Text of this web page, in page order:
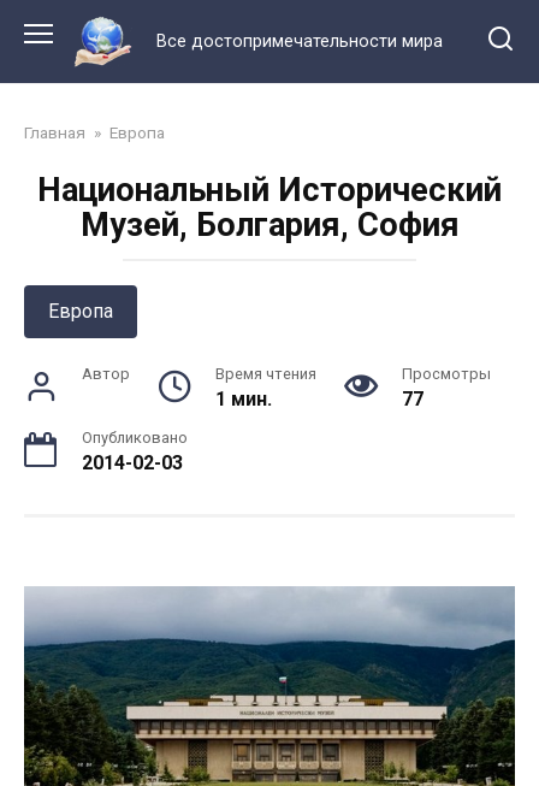
контенту
Все достопримечательности мира
Главная » Европа
Национальный Исторический
Музей, Болгария, София
Европа
Автор Время чтения
1 мин.
Просмотры
77
Опубликовано
2014-02-03